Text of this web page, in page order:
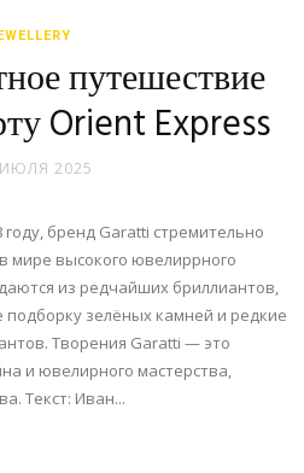
путешествие
Orient Express
2025
бренд Garatti стремительно
мире высокого ювелиррного
из редчайших бриллиантов,
зелёных камней и редкие
Творения Garatti — это
и ювелирного мастерства,
Текст: Иван...